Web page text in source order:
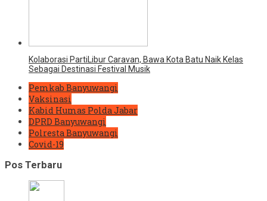
Kolaborasi PartiLibur Caravan, Bawa Kota Batu Naik Kelas
Sebagai Destinasi Festival Musik
Pemkab Banyuwangi
Vaksinasi
Kabid Humas Polda Jabar
DPRD Banyuwangi
Polresta Banyuwangi
Covid-19
Pos Terbaru